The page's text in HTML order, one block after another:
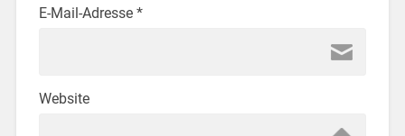
E-Mail-Adresse *
Website